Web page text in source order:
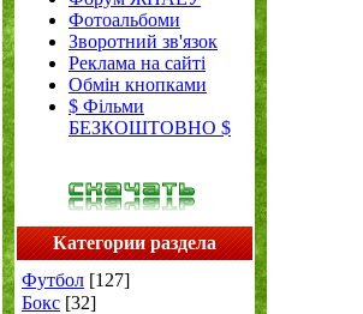
Фотоальбоми
Зворотний зв'язок
Реклама на сайті
Обмін кнопками
$ Фільми
БЕЗКОШТОВНО $
Категории раздела
Футбол [127]
Бокс [32]